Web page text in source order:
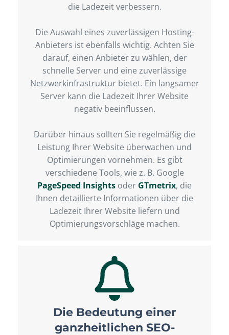
die Ladezeit verbessern.
Die Auswahl eines zuverlässigen Hosting-
Anbieters ist ebenfalls wichtig. Achten Sie
darauf, einen Anbieter zu wählen, der
schnelle Server und eine zuverlässige
Netzwerkinfrastruktur bietet. Ein langsamer
Server kann die Ladezeit Ihrer Website
negativ beeinflussen.
Darüber hinaus sollten Sie regelmäßig die
Leistung Ihrer Website überwachen und
Optimierungen vornehmen. Es gibt
verschiedene Tools, wie z. B. Google
PageSpeed Insights oder GTmetrix, die
Ihnen detaillierte Informationen über die
Ladezeit Ihrer Website liefern und
Optimierungsvorschläge machen.
Die Bedeutung einer
ganzheitlichen SEO-